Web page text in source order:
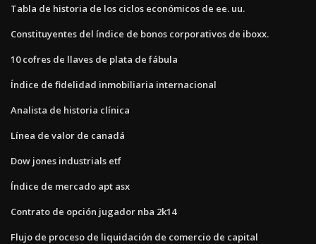
Tabla de historia de los ciclos económicos de ee. uu.
Constituyentes del índice de bonos corporativos de iboxx.
10 cofres de llaves de plata de fábula
Índice de fidelidad inmobiliaria internacional
Analista de historia clínica
Línea de valor de canadá
Dow jones industrials etf
Índice de mercado apt asx
Contrato de opción jugador nba 2k14
Flujo de proceso de liquidación de comercio de capital